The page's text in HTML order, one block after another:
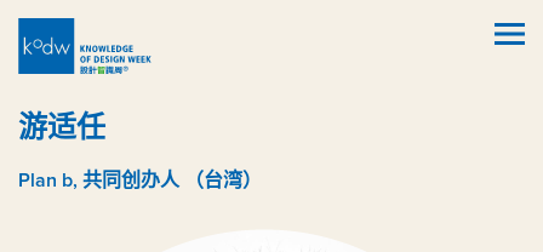
游适任
Plan b, 共同创办人 （台湾）